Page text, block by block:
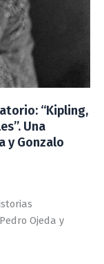
“Kipling,
Una
y Gonzalo
Ojeda y